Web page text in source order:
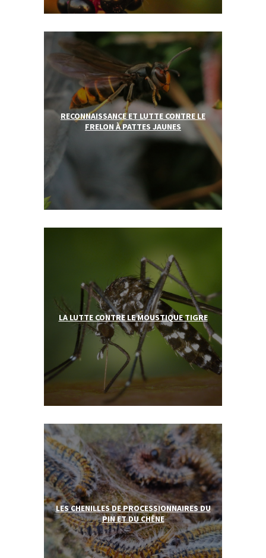
RECONNAISSANCE ET LUTTE CONTRE LE
FRELON À PATTES JAUNES
LA LUTTE CONTRE LE MOUSTIQUE TIGRE
LES CHENILLES DE PROCESSIONNAIRES DU
PIN ET DU CHÊNE